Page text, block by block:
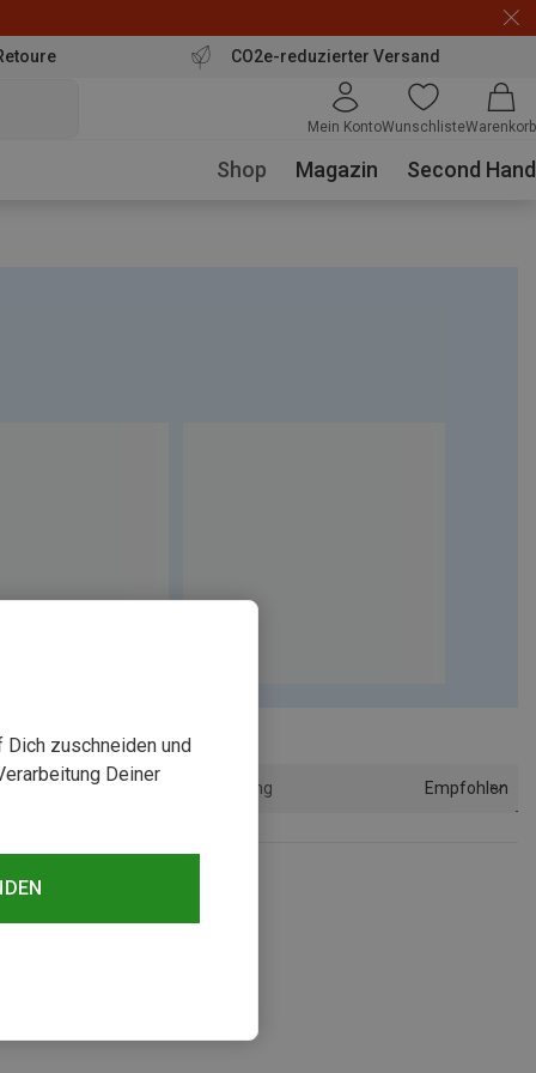
CO2e-reduzierter Versand
Mein KontoWunschlisteWarenkorb
Shop Magazin Second Hand
Sortierung Empfohlen
zuschneiden und
Deiner